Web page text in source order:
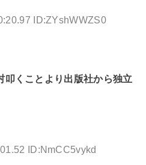
ID:ZYshWWZS0
叩くことより出版社から独立
ID:NmCC5vykd